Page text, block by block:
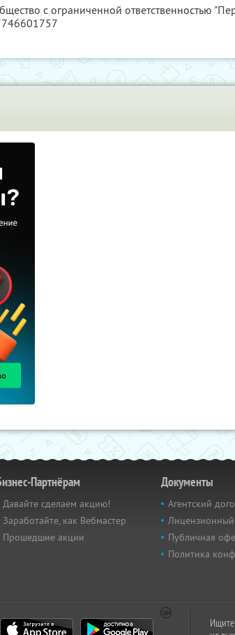
с ограниченной ответственностью
Партнёрам
Давайте сделаем акцию!
Заработайте, как Вебмастер
Прошедшие акции
Документы
Агентский
Публичная
Политика
Ищите